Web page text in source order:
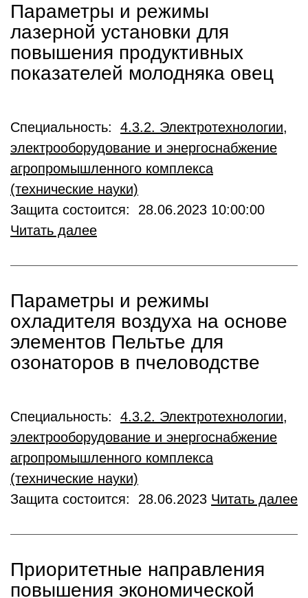
Параметры и режимы
лазерной установки для
повышения продуктивных
показателей молодняка овец
Специальность: 4.3.2. Электротехнологии,
электрооборудование и энергоснабжение
агропромышленного комплекса
(технические науки)
Защита состоится: 28.06.2023 10:00:00
Читать далее
Параметры и режимы
охладителя воздуха на основе
элементов Пельтье для
озонаторов в пчеловодстве
Специальность: 4.3.2. Электротехнологии,
электрооборудование и энергоснабжение
агропромышленного комплекса
(технические науки)
Защита состоится: 28.06.2023 Читать далее
Приоритетные направления
повышения экономической